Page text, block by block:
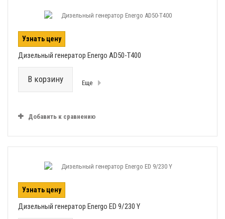
Узнать цену
Дизельный генератор Energo AD50-T400
В корзину Еще
Добавить к сравнению
Узнать цену
Дизельный генератор Energo ED 9/230 Y